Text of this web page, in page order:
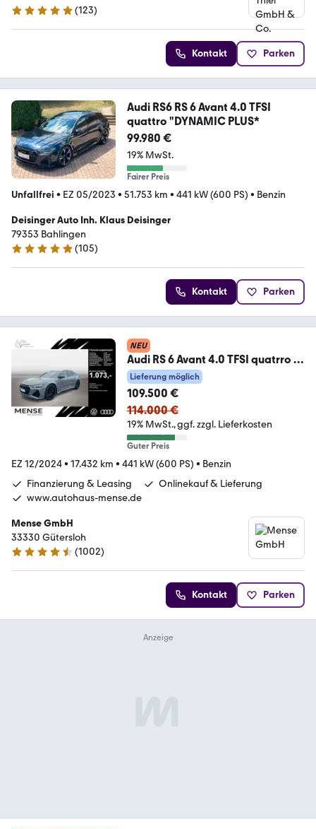
4.9 Sterne
(123)
Kontakt Parken
Audi RS6 RS 6 Avant 4.0 TFSI
quattro "DYNAMIC PLUS*
99.980 €
19% MwSt.
Fairer Preis
Unfallfrei • EZ 05/2023 • 51.753 km • 441 kW (600 PS) • Benzin
Deisinger Auto Inh. Klaus Deisinger
79353 Bahlingen
4.8 Sterne
(105)
Kontakt Parken
NEU
Audi RS 6 Avant 4.0 TFSI quatrro S
tronic Matrix|AHK|
Lieferung möglich
109.500 €
114.000 €
19% MwSt. ggf. zzgl. Lieferkosten
Guter Preis
EZ 12/2024• 17.432 km • 441 kW (600 PS) • Benzin
Finanzierung & Leasing
Onlinekauf & Lieferung
www.autohaus-mense.de
Mense GmbH
33330 Gütersloh
4.7 Sterne
(1002)
Kontakt Parken